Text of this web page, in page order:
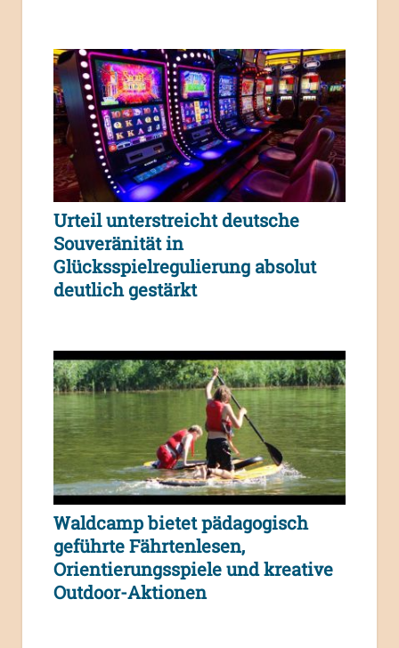
Urteil unterstreicht deutsche
Souveränität in
Glücksspielregulierung absolut
deutlich gestärkt
Waldcamp bietet pädagogisch
geführte Fährtenlesen,
Orientierungsspiele und kreative
Outdoor-Aktionen